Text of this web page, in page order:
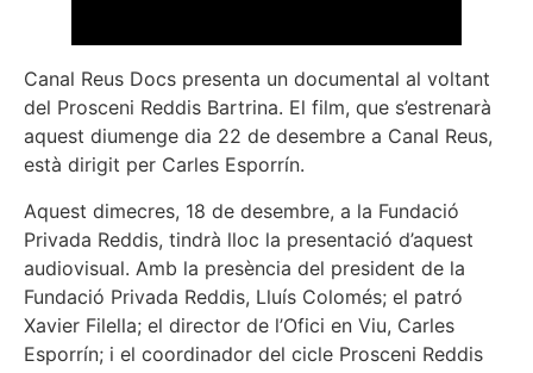
Canal Reus Docs presenta un documental al voltant
del Prosceni Reddis Bartrina. El film, que s’estrenarà
aquest diumenge dia 22 de desembre a Canal Reus,
està dirigit per Carles Esporrín.
Aquest dimecres, 18 de desembre, a la Fundació
Privada Reddis, tindrà lloc la presentació d’aquest
audiovisual. Amb la presència del president de la
Fundació Privada Reddis, Lluís Colomés; el patró
Xavier Filella; el director de l’Ofici en Viu, Carles
Esporrín; i el coordinador del cicle Prosceni Reddis